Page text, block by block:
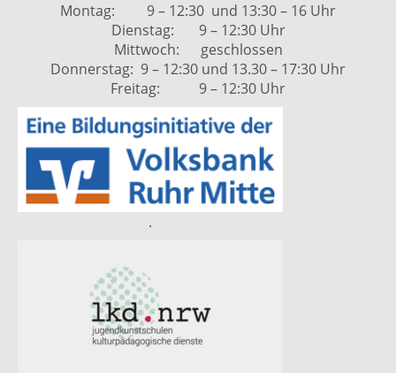
Montag: 9 – 12:30 und 13:30 – 16 Uhr
Dienstag: 9 – 12:30 Uhr
Mittwoch: geschlossen
Donnerstag: 9 – 12:30 und 13.30 – 17:30 Uhr
Freitag: 9 – 12:30 Uhr
.